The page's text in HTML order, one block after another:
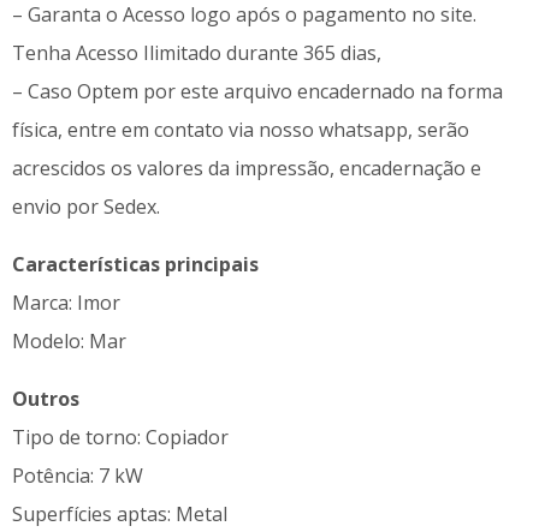
– Garanta o Acesso logo após o pagamento no site.
Tenha Acesso Ilimitado durante 365 dias,
– Caso Optem por este arquivo encadernado na forma
física, entre em contato via nosso whatsapp, serão
acrescidos os valores da impressão, encadernação e
envio por Sedex.
Características principais
Marca: Imor
Modelo: Mar
Outros
Tipo de torno: Copiador
Potência: 7 kW
Superfícies aptas: Metal